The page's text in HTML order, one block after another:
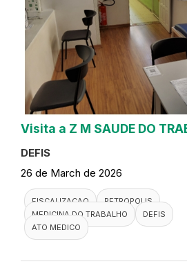
Visita a Z M SAUDE DO
DEFIS
26 de March de 2026
FISCALIZACAO
PETROPOLIS
MEDICINA DO TRABALHO
DEFIS
ATO MEDICO